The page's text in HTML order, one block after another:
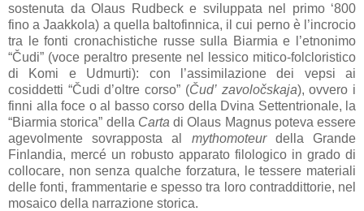
sostenuta da Olaus Rudbeck e sviluppata nel primo ‘800
fino a Jaakkola) a quella baltofinnica, il cui perno è l’incrocio
tra le fonti cronachistiche russe sulla Biarmia e l’etnonimo
“Čudi” (voce peraltro presente nel lessico mitico-folcloristico
di Komi e Udmurti): con l’assimilazione dei vepsi ai
cosiddetti “Čudi d’oltre corso” (Čud’ zavoločskaja), ovvero i
finni alla foce o al basso corso della Dvina Settentrionale, la
“Biarmia storica” della Carta di Olaus Magnus poteva essere
agevolmente sovrapposta al mythomoteurdella Grande
Finlandia, mercé un robusto apparato filologico in grado di
collocare, non senza qualche forzatura, le tessere materiali
delle fonti, frammentarie e spesso tra loro contraddittorie, nel
mosaico della narrazione storica.